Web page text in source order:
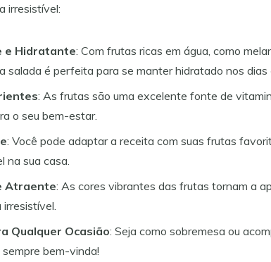
irresistível:
e Hidratante: Com frutas ricas em água, como
salada é perfeita para se manter hidratado nos dias
: As frutas são uma excelente fonte de
o seu bem-estar.
: Você pode adaptar a receita com suas frutas
na sua casa.
Atraente: As cores vibrantes das frutas tornam a
Qualquer Ocasião: Seja como sobremesa ou
bem-vinda!